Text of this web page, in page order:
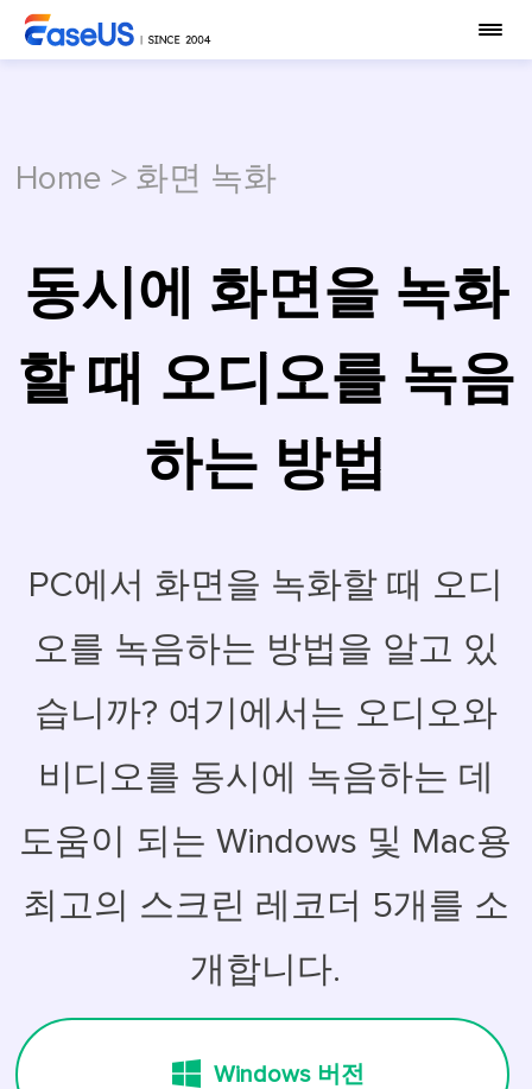
Home > 화면 녹화
동시에 화면을 녹화
할 때 오디오를 녹음
하는 방법
PC에서 화면을 녹화할 때 오디
오를 녹음하는 방법을 알고 있
습니까? 여기에서는 오디오와
비디오를 동시에 녹음하는 데
도움이 되는 Windows 및 Mac용
최고의 스크린 레코더 5개를 소
개합니다.
Windows 버전